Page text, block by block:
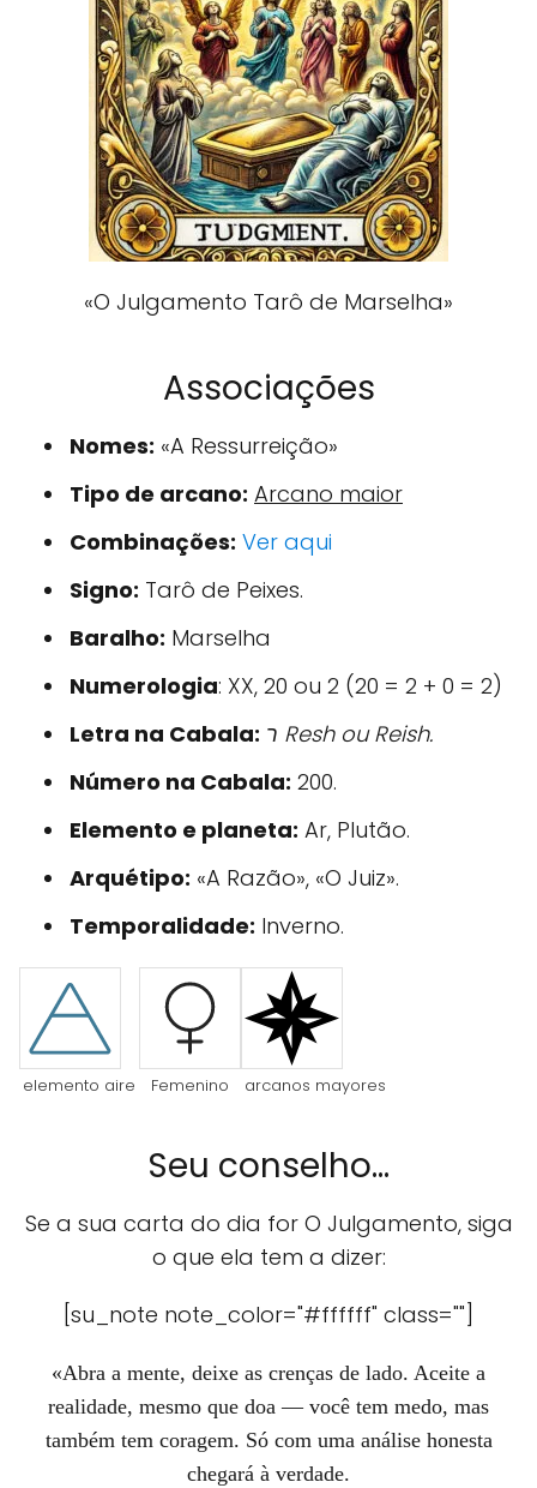
«O Julgamento Tarô de Marselha»
Associações
Nomes: «A Ressurreição»
Tipo de arcano: Arcano maior
Combinações: Ver aqui
Signo: Tarô de Peixes.
Baralho: Marselha
Numerologia: XX, 20 ou 2 (20 = 2 + 0 = 2)
Letra na Cabala:
ר Resh ou Reish.
Número na Cabala: 200.
Elemento e planeta: Ar, Plutão.
Arquétipo: «A Razão», «O Juiz».
Temporalidade: Inverno.
elemento aire Femenino arcanos mayores
Seu conselho...
Se a sua carta do dia for O Julgamento, siga
o que ela tem a dizer:
[su_note note_color="#ffffff" class=""]
«Abra a mente, deixe as crenças de lado. Aceite a
realidade, mesmo que doa — você tem medo, mas
também tem coragem. Só com uma análise honesta
chegará à verdade.